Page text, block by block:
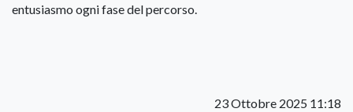
entusiasmo ogni fase del percorso.
23 Ottobre 2025 11:18